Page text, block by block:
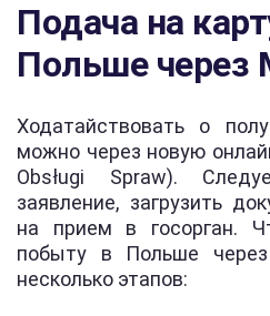
Подача на
Польше через
Ходатайствовать о
можно через новую
Obsługi Spraw).
заявление, загрузить
на прием в госорган.
побыту в Польше
несколько этапов: